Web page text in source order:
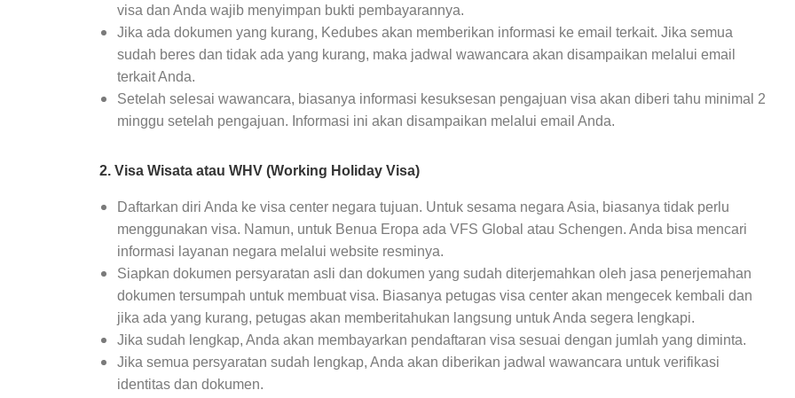
visa dan Anda wajib menyimpan bukti pembayarannya.
Jika ada dokumen yang kurang, Kedubes akan memberikan informasi ke email terkait. Jika semua
sudah beres dan tidak ada yang kurang, maka jadwal wawancara akan disampaikan melalui email
terkait Anda.
Setelah selesai wawancara, biasanya informasi kesuksesan pengajuan visa akan diberi tahu minimal 2
minggu setelah pengajuan. Informasi ini akan disampaikan melalui email Anda.
2. Visa Wisata atau WHV (Working Holiday Visa)
Daftarkan diri Anda ke visa center negara tujuan. Untuk sesama negara Asia, biasanya tidak perlu
menggunakan visa. Namun, untuk Benua Eropa ada VFS Global atau Schengen. Anda bisa mencari
informasi layanan negara melalui website resminya.
Siapkan dokumen persyaratan asli dan dokumen yang sudah diterjemahkan oleh jasa penerjemahan
dokumen tersumpah untuk membuat visa. Biasanya petugas visa center akan mengecek kembali dan
jika ada yang kurang, petugas akan memberitahukan langsung untuk Anda segera lengkapi.
Jika sudah lengkap, Anda akan membayarkan pendaftaran visa sesuai dengan jumlah yang diminta.
Jika semua persyaratan sudah lengkap, Anda akan diberikan jadwal wawancara untuk verifikasi
identitas dan dokumen.